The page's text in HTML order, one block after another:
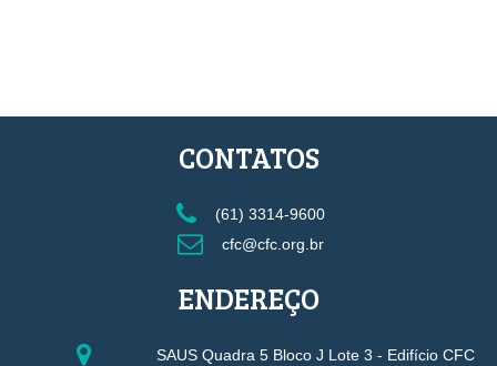
CONTATOS
(61) 3314-9600
cfc@cfc.org.br
ENDEREÇO
SAUS Quadra 5 Bloco J Lote 3 - Edifício CFC